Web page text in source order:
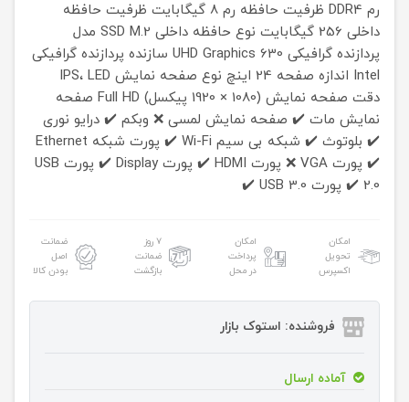
رم DDR4 ظرفیت حافظه رم 8 گیگابایت
ظرفیت حافظه
داخلی 256 گیگابایت نوع حافظه داخلی SSD M.2 مدل
پردازنده گرافیکی UHD Graphics 630 سازنده پردازنده گرافیکی
Intel اندازه صفحه 24 اینچ نوع صفحه نمایش IPS، LED
دقت صفحه نمایش (1080 × 1920 پیکسل) Full HD
صفحه
نمایش مات ✔️ صفحه نمایش لمسی ❌ وبکم ✔️ درایو نوری
✔️ بلوتوث ✔️ شبکه بی سیم Wi-Fi ✔️ پورت شبکه Ethernet
✔️ پورت VGA ❌ پورت HDMI ✔️ پورت Display ✔️
پورت USB
2.0
✔️ پورت USB 3.0 ✔️
امکان
تحویل
اکسپرس
امکان
پرداخت
در محل
۷ روز
ضمانت
بازگشت
ضمانت
اصل
بودن کالا
فروشنده: استوک بازار
آماده ارسال